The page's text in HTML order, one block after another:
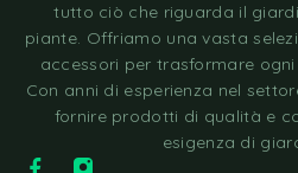
tutto ciò che riguarda il
piante. Offriamo una vasta
accessori per trasformare ogni
Con anni di esperienza nel
fornire prodotti di qualità e
esigenza di